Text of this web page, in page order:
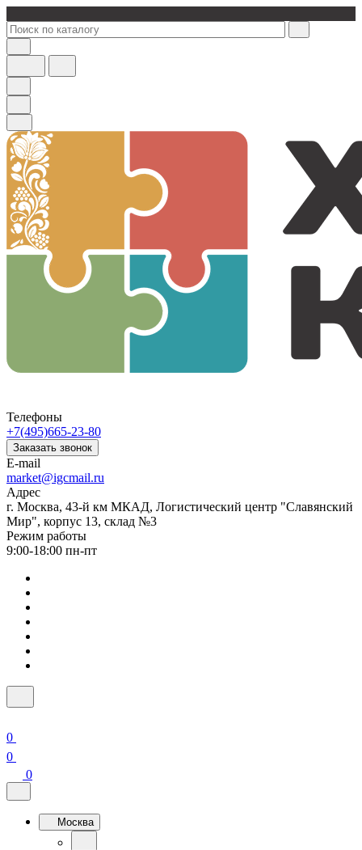
Телефоны
+7(495)665-23-80
Заказать звонок
E-mail
market@igcmail.ru
Адрес
г. Москва, 43-й км МКАД, Логистический центр "Славянский
Мир", корпус 13, склад №3
Режим работы
9:00-18:00 пн-пт
0
0
0
Москва